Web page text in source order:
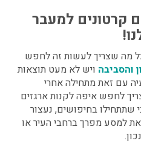
קרטונים למעבר
מה שצריך לעשות זה לחפש
והסביבה ויש לא מעט תוצאות
עם זאת מתחילה אחרי
לחפש איפה לקנות ארגזים
שתתחילו בחיפושים, נעצור
למסע מפרך ברחבי העיר או